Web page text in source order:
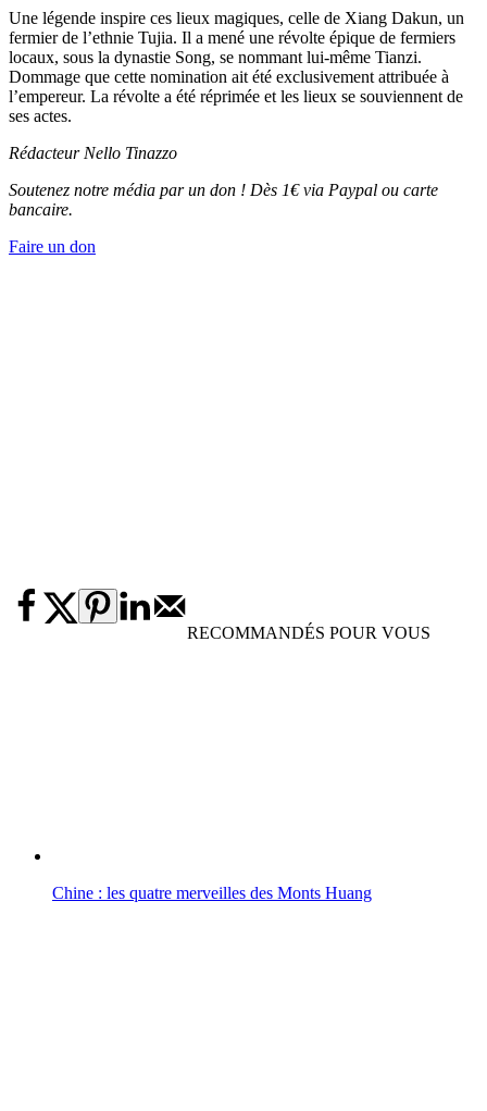
Une légende inspire ces lieux magiques, celle de Xiang Dakun, un
fermier de l’ethnie Tujia. Il a mené une révolte épique de fermiers
locaux, sous la dynastie Song, se nommant lui-même Tianzi.
Dommage que cette nomination ait été exclusivement attribuée à
l’empereur. La révolte a été réprimée et les lieux se souviennent de
ses actes.
RédacteurNello Tinazzo
Soutenez notre média par un don ! Dès 1€ via Paypal ou carte
bancaire.
Faire un don
RECOMMANDÉS POUR VOUS
Chine : les quatre merveilles des Monts Huang